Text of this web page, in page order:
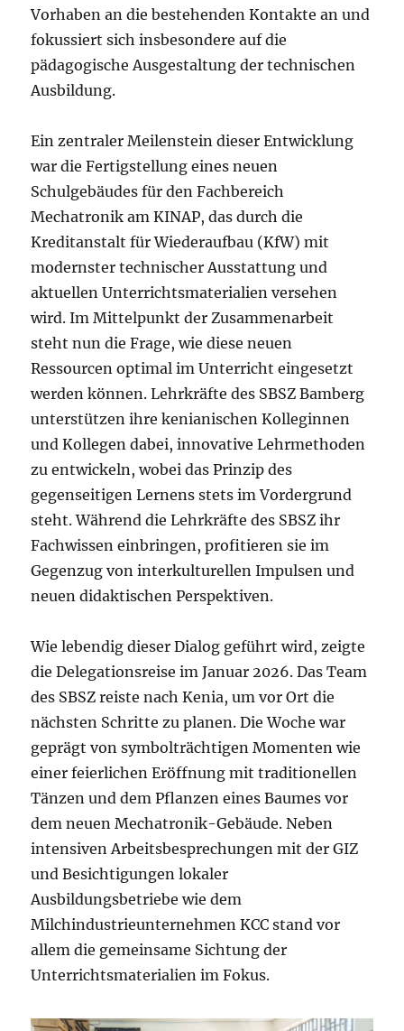
Vorhaben an die bestehenden Kontakte an und
fokussiert sich insbesondere auf die
pädagogische Ausgestaltung der technischen
Ausbildung.
Ein zentraler Meilenstein dieser Entwicklung
war die Fertigstellung eines neuen
Schulgebäudes für den Fachbereich
Mechatronik am KINAP, das durch die
Kreditanstalt für Wiederaufbau (KfW) mit
modernster technischer Ausstattung und
aktuellen Unterrichtsmaterialien versehen
wird. Im Mittelpunkt der Zusammenarbeit
steht nun die Frage, wie diese neuen
Ressourcen optimal im Unterricht eingesetzt
werden können. Lehrkräfte des SBSZ Bamberg
unterstützen ihre kenianischen Kolleginnen
und Kollegen dabei, innovative Lehrmethoden
zu entwickeln, wobei das Prinzip des
gegenseitigen Lernens stets im Vordergrund
steht. Während die Lehrkräfte des SBSZ ihr
Fachwissen einbringen, profitieren sie im
Gegenzug von interkulturellen Impulsen und
neuen didaktischen Perspektiven.
Wie lebendig dieser Dialog geführt wird, zeigte
die Delegationsreise im Januar 2026. Das Team
des SBSZ reiste nach Kenia, um vor Ort die
nächsten Schritte zu planen. Die Woche war
geprägt von symbolträchtigen Momenten wie
einer feierlichen Eröffnung mit traditionellen
Tänzen und dem Pflanzen eines Baumes vor
dem neuen Mechatronik-Gebäude. Neben
intensiven Arbeitsbesprechungen mit der GIZ
und Besichtigungen lokaler
Ausbildungsbetriebe wie dem
Milchindustrieunternehmen KCC stand vor
allem die gemeinsame Sichtung der
Unterrichtsmaterialien im Fokus.